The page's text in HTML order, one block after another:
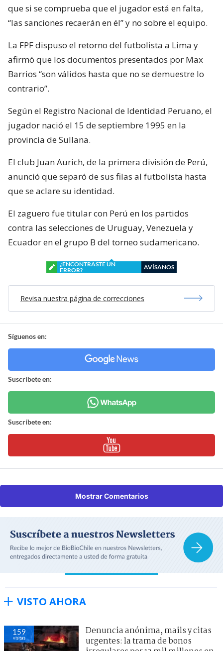
que si se comprueba que el jugador está en falta,
“las sanciones recaerán en él” y no sobre el equipo.
La FPF dispuso el retorno del futbolista a Lima y
afirmó que los documentos presentados por Max
Barrios “son válidos hasta que no se demuestre lo
contrario”.
Según el Registro Nacional de Identidad Peruano, el
jugador nació el 15 de septiembre 1995 en la
provincia de Sullana.
El club Juan Aurich, de la primera división de Perú,
anunció que separó de sus filas al futbolista hasta
que se aclare su identidad.
El zaguero fue titular con Perú en los partidos
contra las selecciones de Uruguay, Venezuela y
Ecuador en el grupo B del torneo sudamericano.
¿ENCONTRASTE UN
ERROR?
AVÍSANOS
Revisa nuestra página de correcciones
Síguenos en:
Suscríbete en:
Suscríbete en:
Mostrar Comentarios
VISTO AHORA
159
visitas
Denuncia anónima, mails y citas
urgentes: la trama de bonos